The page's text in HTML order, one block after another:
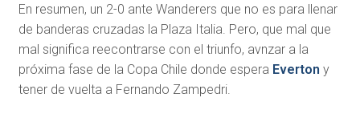
En resumen, un 2-0 ante Wanderers que no es para llenar
de banderas cruzadas la Plaza Italia. Pero, que mal que
mal significa reecontrarse con el triunfo, avnzar a la
próxima fase de la Copa Chile donde espera Everton y
tener de vuelta a Fernando Zampedri.